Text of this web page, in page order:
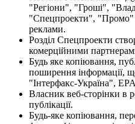
"Регіони", "Гроші",
"Спецпроекти", "Промо"
реклами.
Розділ Спецпроекти
комерційними
Будь яке копіювання,
поширення інформації,
"Інтерфакс-Україна",
Власник веб-сторінки в
публікації.
Будь-яке копіювання,